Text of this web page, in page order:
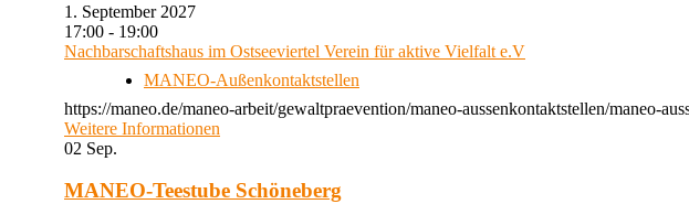
1. September 2027
17:00 - 19:00
Nachbarschaftshaus im Ostseeviertel Verein für aktive Vielfalt e.V
MANEO-Außenkontaktstellen
https://maneo.de/maneo-arbeit/gewaltpraevention/maneo-aussenkontaktstellen/maneo-
Weitere Informationen
02 Sep.
MANEO-Teestube Schöneberg